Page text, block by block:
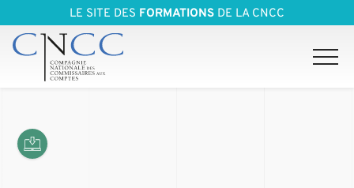
LE SITE DES FORMATIONS DE LA CNCC